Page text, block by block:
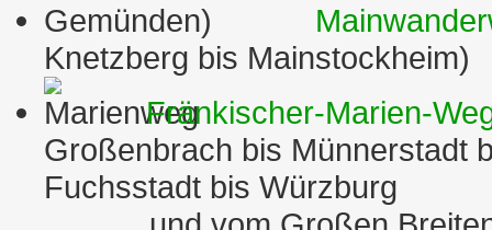
Knetzberg bis Mainstockheim)
Fränkischer-Marien-
Großenbrach bis Münnerstadt
Fuchsstadt bis Würzburg